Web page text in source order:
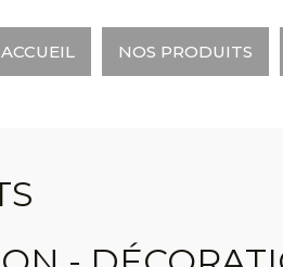
ACCUEIL NOS PRODUITS